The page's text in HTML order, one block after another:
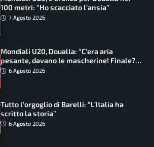
100 metri: “Ho scacciato l’ansia”
7 Agosto 2026
Mondiali U20, Doualla: “C’era aria
pesante, davano le mascherine! Finale?
Non ho nulla da perdere”
6 Agosto 2026
Tutto l’orgoglio di Barelli: “L’Italia ha
scritto la storia”
6 Agosto 2026